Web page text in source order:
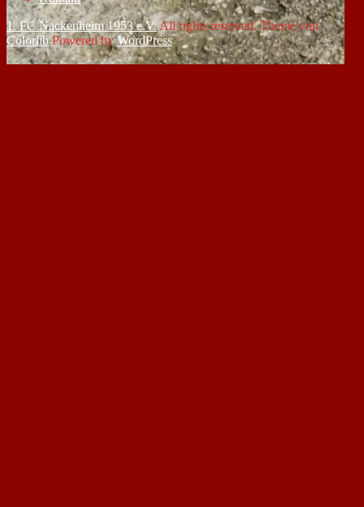
1. FC Nackenheim 1953 e.V.All rights reserved. Theme von
ColorlibPowered byWordPress